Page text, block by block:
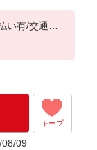
有/交通費
キープ
09